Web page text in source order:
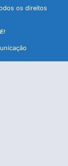
os direitos